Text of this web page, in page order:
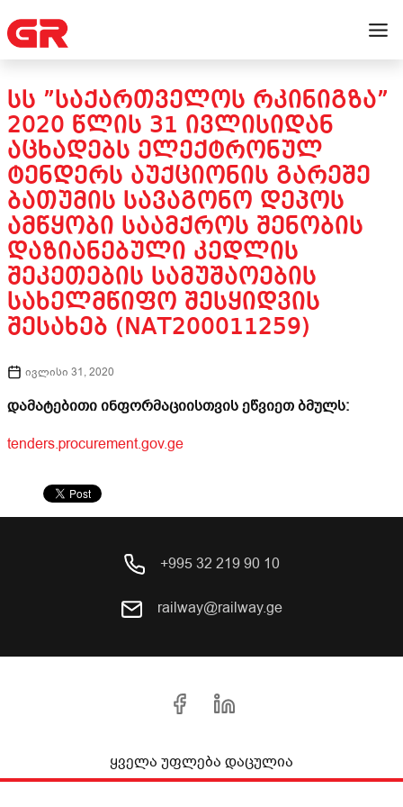
ᲡᲡ ”ᲡᲐᲥᲐᲠᲗᲕᲔᲚᲝᲡ ᲠᲙᲘᲜᲘᲒᲖᲐ”
2020 ᲬᲚᲘᲡ 31 ᲘᲕᲚᲘᲡᲘᲓᲐᲜ
ᲐᲪᲮᲐᲓᲔᲑᲡ ᲔᲚᲔᲥᲢᲠᲝᲜᲣᲚ
ᲢᲔᲜᲓᲔᲠᲡ ᲐᲣᲥᲪᲘᲝᲜᲘᲡ ᲒᲐᲠᲔᲨᲔ
ᲑᲐᲗᲣᲛᲘᲡ ᲡᲐᲕᲐᲒᲝᲜᲝ ᲓᲔᲞᲝᲡ
ᲐᲛᲬᲧᲝᲑᲘ ᲡᲐᲐᲛᲥᲠᲝᲡ ᲨᲔᲜᲝᲑᲘᲡ
ᲓᲐᲖᲘᲐᲜᲔᲑᲣᲚᲘ ᲙᲔᲓᲚᲘᲡ
ᲨᲔᲙᲔᲗᲔᲑᲘᲡ ᲡᲐᲛᲣᲨᲐᲝᲔᲑᲘᲡ
ᲡᲐᲮᲔᲚᲛᲬᲘᲤᲝ ᲨᲔᲡᲧᲘᲓᲕᲘᲡ
ᲨᲔᲡᲐᲮᲔᲑ (NAT200011259)
ივლისი 31, 2020
დამატებითი ინფორმაციისთვის ეწვიეთ ბმულს:
tenders.procurement.gov.ge
+995 32 219 90 10
railway@railway.ge
ყველა უფლება დაცულია